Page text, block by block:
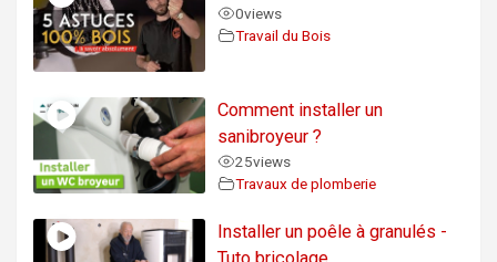
0views
Travail du Bois
Comment installer un
sanibroyeur ?
25views
Travaux de plomberie
Installer un poêle à granulés -